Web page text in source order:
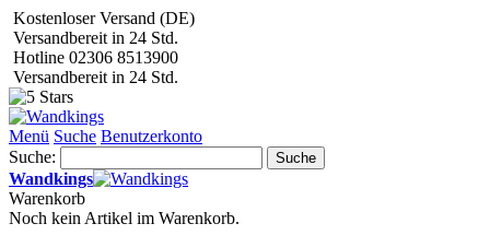
Kostenloser Versand (DE)
Versandbereit in 24 Std.
Hotline 02306 8513900
Versandbereit in 24 Std.
Menü Suche Benutzerkonto
Suche:
Suche
Wandkings
Warenkorb
Noch kein Artikel im Warenkorb.